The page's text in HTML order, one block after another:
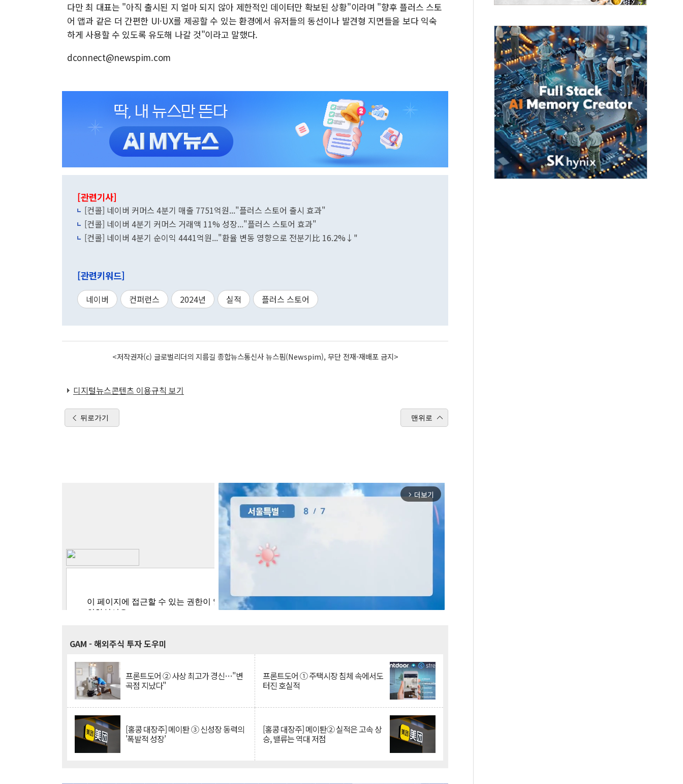
다만 최 대표는 "아직 출시된 지 얼마 되지 않아 제한적인 데이터만 확보된 상황"이라며 "향후 플러스 스토
어 앱과 같은 더 간편한 UI·UX를 제공할 수 있는 환경에서 유저들의 동선이나 발견형 지면들을 보다 익숙
하게 사용할 수 있도록 유도해 나갈 것"이라고 말했다.
dconnect@newspim.com
[관련기사]
[컨콜] 네이버 커머스 4분기 매출 7751억원..."플러스 스토어 출시 효과"
[컨콜] 네이버 4분기 커머스 거래액 11% 성장..."플러스 스토어 효과"
[컨콜] 네이버 4분기 순이익 4441억원..."환율 변동 영향으로 전분기比 16.2%↓"
[관련키워드]
네이버 컨퍼런스 2024년 실적 플러스 스토어
<저작권자(c) 글로벌리더의 지름길 종합뉴스통신사 뉴스핌(Newspim), 무단 전재-재배포 금지>
디지털뉴스콘텐츠 이용규칙 보기
뒤로가기 맨위로
arrow_forward_ios 더보기
GAM - 해외주식 투자 도우미
프론트도어 ② 사상 최고가 경신…"변
곡점 지났다"
프론트도어 ① 주택시장 침체 속에서도
터진 호실적
[홍콩 대장주] 메이퇀 ③ 신성장 동력의
'폭발적 성장'
[홍콩 대장주] 메이퇀② 실적은 고속 상
승, 밸류는 역대 저점